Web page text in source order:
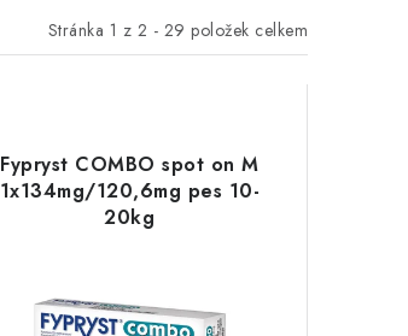
Stránka 1 z 2 - 29 položek celkem
Fypryst COMBO spot on M
1x134mg/120,6mg pes 10-
20kg